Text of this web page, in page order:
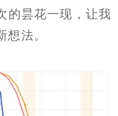
的昙花一现，让我
法。